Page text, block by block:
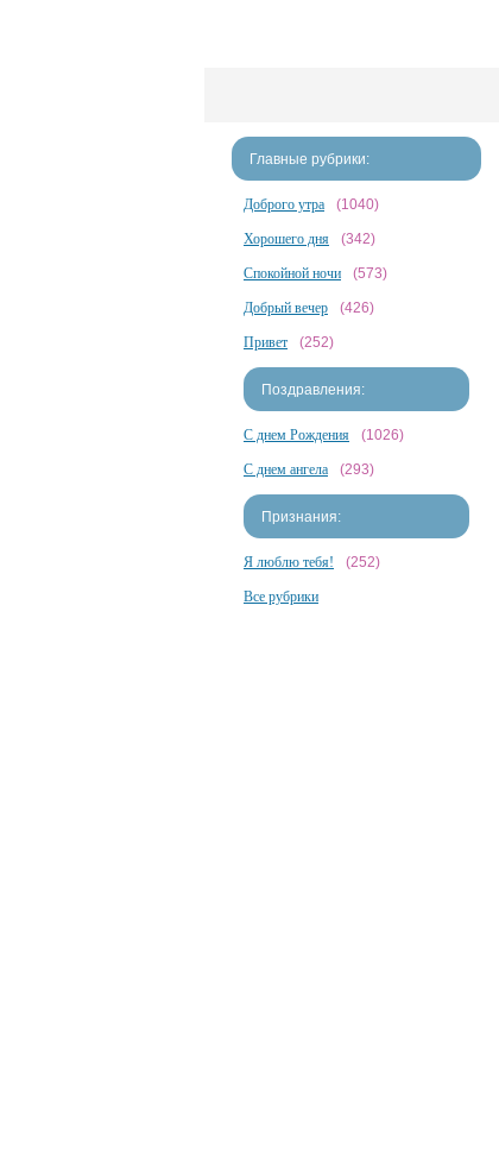
Главные рубрики:
Доброго утра (1040)
Хорошего дня (342)
Спокойной ночи (573)
Добрый вечер (426)
Привет (252)
Поздравления:
С днем Рождения (1026)
С днем ангела (293)
Признания:
Я люблю тебя! (252)
Все рубрики